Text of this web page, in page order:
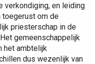
verkondiging, en leiding
toegerust om de
priesterschap in de
gemeenschappelijk
het ambtelijk
dus wezenlijk van